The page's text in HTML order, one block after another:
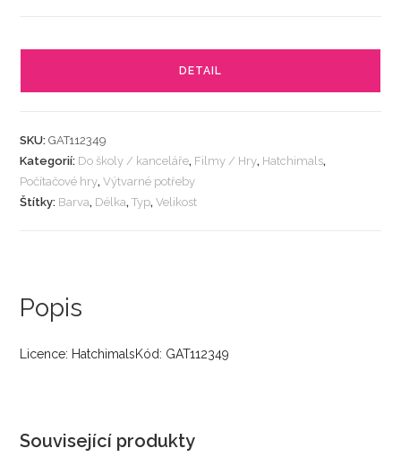
DETAIL
SKU:GAT112349
Kategorií: Do školy / kanceláře, Filmy / Hry, Hatchimals,
Počítačové hry,Výtvarné potřeby
Štítky: Barva, Délka,Typ,Velikost
Popis
Licence: HatchimalsKód: GAT112349
Související produkty